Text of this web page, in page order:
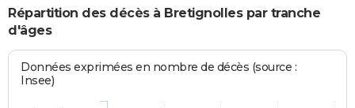
Répartition des décès à Bretignolles par tranche
d'âges
Données exprimées en nombre de décès (source :
Insee)